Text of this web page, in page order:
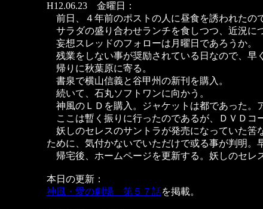
H12.06.23 金曜日：
前日、４年前のポストの人に昼食を誘われたの
サラダの盛り合わせランチを食しつつ、近況に
妄想スレッドのフォローは月曜日であろうか。
残業をしない事が奨励されている日なので、早
帰りに秋葉原に寄る。
書泉で横山信義と谷甲州の新刊を購入。
続いて、石丸ソフトワンに向かう。
神風のＬＤを購入。ジャケットは都であった。
ここは暫く振りに行ったのであるが、ＤＶＤコ
妖しのセレスのサントラが発売になっていた筈
ために、気付かないでいただけで或る事が判明。
帰宅後、ホームページを更新する。妖しのセレ
本日の更新：
神風・愛の劇場 第５７話を掲載。